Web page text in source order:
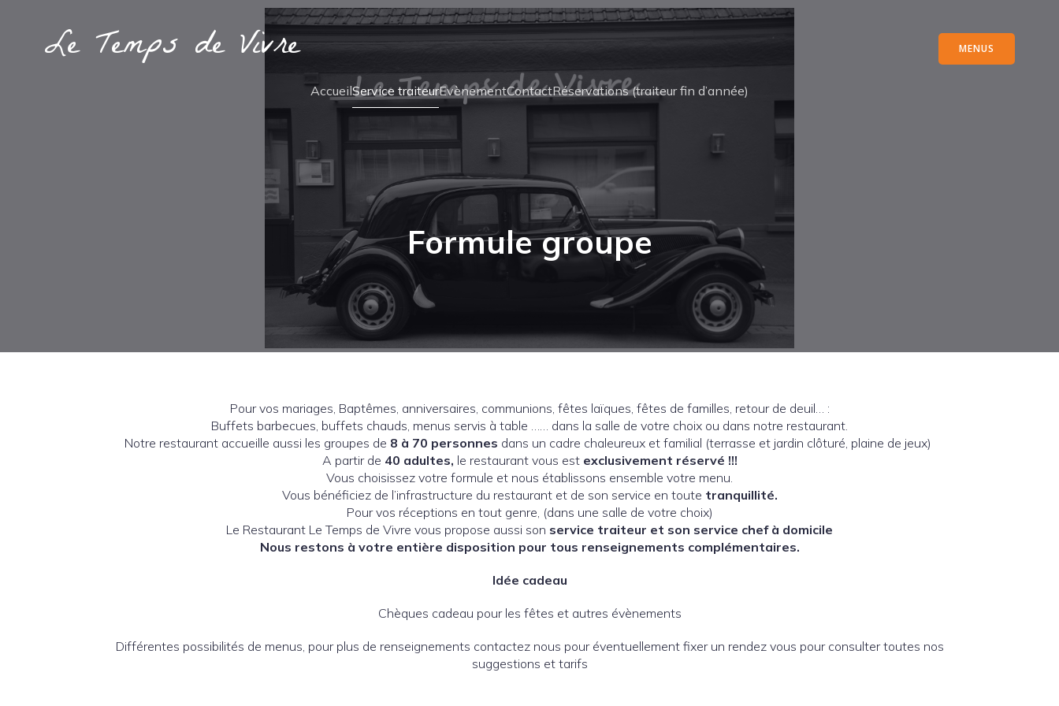
Le Temps de Vivre MENUS
AccueilService traiteurEvènementContactRéservations (traiteur fin d’année)
Formule groupe
Pour vos mariages, Baptêmes, anniversaires, communions, fêtes laïques, fêtes de familles, retour de deuil… :
Buffets barbecues, buffets chauds, menus servis à table …… dans la salle de votre choix ou dans notre restaurant.
Notre restaurant accueille aussi les groupes de 8 à 70 personnes dans un cadre chaleureux et familial (terrasse et jardin clôturé, plaine de jeux)
A partir de 40 adultes, le restaurant vous est exclusivement réservé !!!
Vous choisissez votre formule et nous établissons ensemble votre menu.
Vous bénéficiez de l’infrastructure du restaurant et de son service en toute tranquillité.
Pour vos réceptions en tout genre, (dans une salle de votre choix)
Le Restaurant Le Temps de Vivre vous propose aussi son service traiteur et son service chef à domicile
Nous restons à votre entière disposition pour tous renseignements complémentaires.
Idée cadeau
Chèques cadeau pour les fêtes et autres évènements
Différentes possibilités de menus, pour plus de renseignements contactez nous pour éventuellement fixer un rendez vous pour consulter toutes nos
suggestions et tarifs